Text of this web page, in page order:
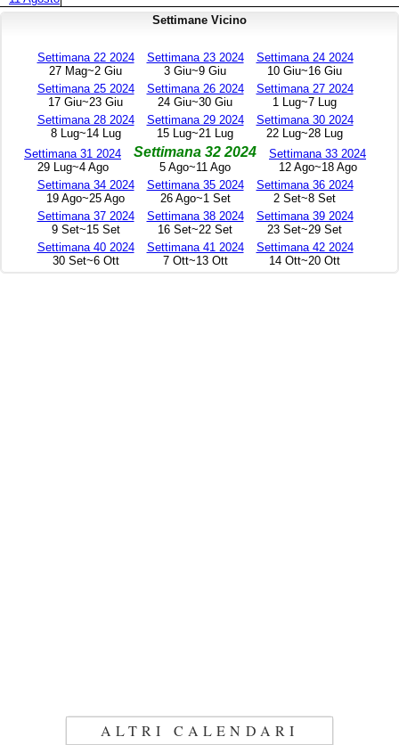
Settimane Vicino
Settimana 22 2024
27 Mag~2 Giu
Settimana 23 2024
3 Giu~9 Giu
Settimana 24 2024
10 Giu~16 Giu
Settimana 25 2024
17 Giu~23 Giu
Settimana 26 2024
24 Giu~30 Giu
Settimana 27 2024
1 Lug~7 Lug
Settimana 28 2024
8 Lug~14 Lug
Settimana 29 2024
15 Lug~21 Lug
Settimana 30 2024
22 Lug~28 Lug
Settimana 31 2024
29 Lug~4 Ago
Settimana 32 2024
5 Ago~11 Ago
Settimana 33 2024
12 Ago~18 Ago
Settimana 34 2024
19 Ago~25 Ago
Settimana 35 2024
26 Ago~1 Set
Settimana 36 2024
2 Set~8 Set
Settimana 37 2024
9 Set~15 Set
Settimana 38 2024
16 Set~22 Set
Settimana 39 2024
23 Set~29 Set
Settimana 40 2024
30 Set~6 Ott
Settimana 41 2024
7 Ott~13 Ott
Settimana 42 2024
14 Ott~20 Ott
ALTRI CALENDARI